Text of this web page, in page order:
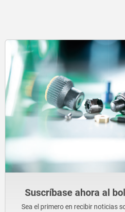
Suscríbase ahora al
Sea el primero en recibir noticias